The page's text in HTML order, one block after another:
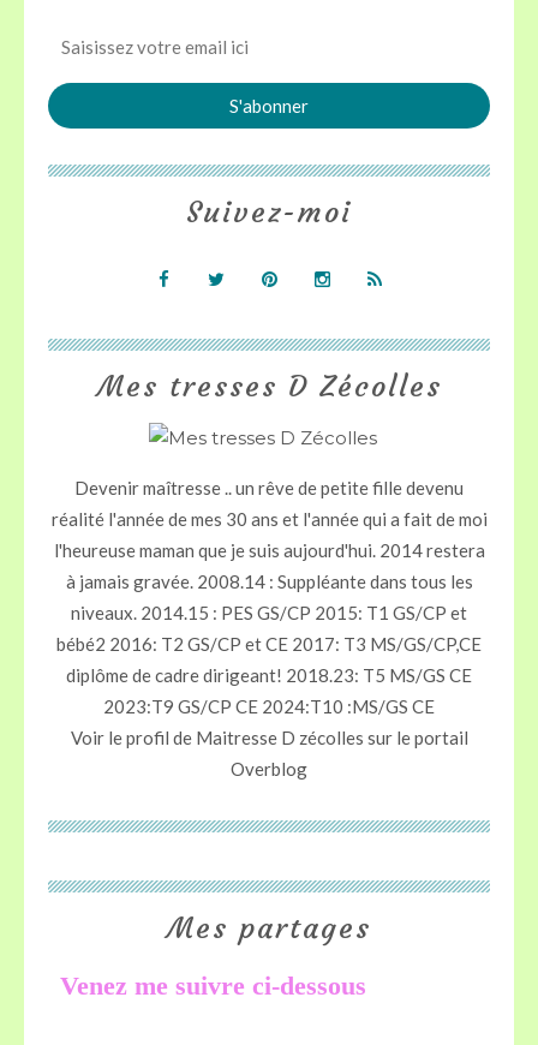
Mes tresses D Zécolles
Devenir maîtresse .. un rêve de petite fille devenu
réalité l'année de mes 30 ans et l'année qui a fait de moi
l'heureuse maman que je suis aujourd'hui. 2014 restera
à jamais gravée. 2008.14 : Suppléante dans tous les
niveaux. 2014.15 : PES GS/CP 2015: T1 GS/CP et
bébé2 2016: T2 GS/CP et CE 2017: T3 MS/GS/CP,CE
diplôme de cadre dirigeant! 2018.23: T5 MS/GS CE
2023:T9 GS/CP CE 2024:T10 :MS/GS CE
Voir le profil de Maitresse D zécolles sur le portail
Overblog
Suivez-moi
Mes partages
Venez me suivre ci-dessous